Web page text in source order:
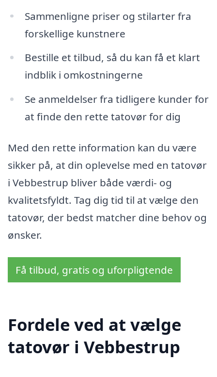
Sammenligne priser og stilarter fra
forskellige kunstnere
Bestille et tilbud, så du kan få et klart
indblik i omkostningerne
Se anmeldelser fra tidligere kunder for
at finde den rette tatovør for dig
Med den rette information kan du være
sikker på, at din oplevelse med en tatovør
i Vebbestrup bliver både værdi- og
kvalitetsfyldt. Tag dig tid til at vælge den
tatovør, der bedst matcher dine behov og
ønsker.
Få tilbud, gratis og uforpligtende
Fordele ved at vælge
tatovør i Vebbestrup